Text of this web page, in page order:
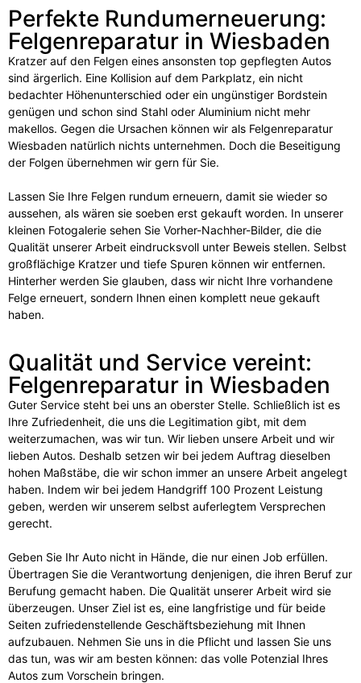
Perfekte Rundumerneuerung:
Felgenreparatur in Wiesbaden
Kratzer auf den Felgen eines ansonsten top gepflegten Autos
sind ärgerlich. Eine Kollision auf dem Parkplatz, ein nicht
bedachter Höhenunterschied oder ein ungünstiger Bordstein
genügen und schon sind Stahl oder Aluminium nicht mehr
makellos. Gegen die Ursachen können wir als Felgenreparatur
Wiesbaden natürlich nichts unternehmen. Doch die Beseitigung
der Folgen übernehmen wir gern für Sie.
Lassen Sie Ihre Felgen rundum erneuern, damit sie wieder so
aussehen, als wären sie soeben erst gekauft worden. In unserer
kleinen Fotogalerie sehen Sie Vorher-Nachher-Bilder, die die
Qualität unserer Arbeit eindrucksvoll unter Beweis stellen. Selbst
großflächige Kratzer und tiefe Spuren können wir entfernen.
Hinterher werden Sie glauben, dass wir nicht Ihre vorhandene
Felge erneuert, sondern Ihnen einen komplett neue gekauft
haben.
Qualität und Service vereint:
Felgenreparatur in Wiesbaden
Guter Service steht bei uns an oberster Stelle. Schließlich ist es
Ihre Zufriedenheit, die uns die Legitimation gibt, mit dem
weiterzumachen, was wir tun. Wir lieben unsere Arbeit und wir
lieben Autos. Deshalb setzen wir bei jedem Auftrag dieselben
hohen Maßstäbe, die wir schon immer an unsere Arbeit angelegt
haben. Indem wir bei jedem Handgriff 100 Prozent Leistung
geben, werden wir unserem selbst auferlegtem Versprechen
gerecht.
Geben Sie Ihr Auto nicht in Hände, die nur einen Job erfüllen.
Übertragen Sie die Verantwortung denjenigen, die ihren Beruf zur
Berufung gemacht haben. Die Qualität unserer Arbeit wird sie
überzeugen. Unser Ziel ist es, eine langfristige und für beide
Seiten zufriedenstellende Geschäftsbeziehung mit Ihnen
aufzubauen. Nehmen Sie uns in die Pflicht und lassen Sie uns
das tun, was wir am besten können: das volle Potenzial Ihres
Autos zum Vorschein bringen.